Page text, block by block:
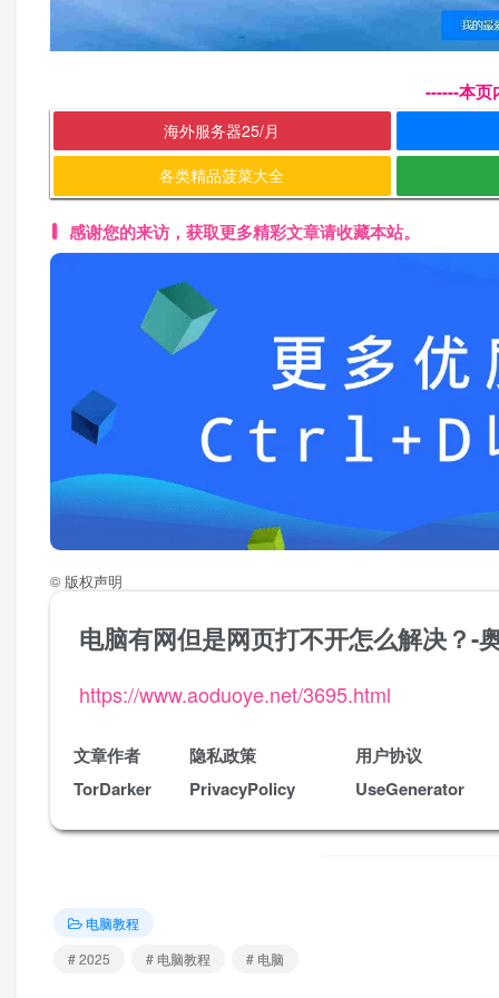
------本页
海外服务器25/月
各类精品菠菜大全
感谢您的来访，获取更多精彩文章请收藏本站。
© 版权声明
电脑有网但是网页打不开怎么解决？-
https://www.aoduoye.net/3695.html
文章作者
TorDarker
隐私政策
PrivacyPolicy
用户协议
UseGenerator
电脑教程
# 2025
# 电脑教程 # 电脑